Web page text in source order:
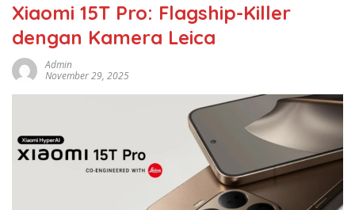
Xiaomi 15T Pro: Flagship-Killer
dengan Kamera Leica
Admin
November 29, 2025